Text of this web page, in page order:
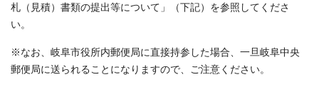
札（見積）書類の提出等について」（下記）を参照してくださ
い。
※なお、岐阜市役所内郵便局に直接持参した場合、一旦岐阜中央
郵便局に送られることになりますので、ご注意ください。